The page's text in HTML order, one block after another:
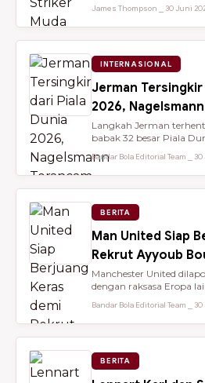
James Thompson ⎯ 30 Juni
INTERNASIONAL
Jerman Tersingkir
2026,
Langkah Jerman
babak 32 besar Piala
Bandar Bola Editorial Team ⎯
BERITA
Man United Siap
Rekrut Ayyoub
Manchester United
dengan raksasa Eropa
Bandar Bola Editorial Team ⎯
BERITA